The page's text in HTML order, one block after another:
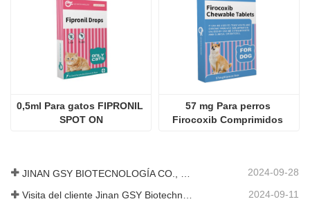
0,5ml Para gatos FIPRONIL
SPOT ON
57 mg Para perros
Firocoxib Comprimidos
2024-09-28
2024-09-11